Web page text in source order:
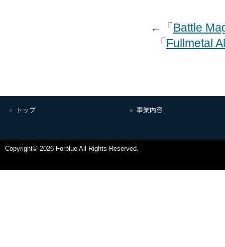
←「Battle
「Fullmetal
トップ 事業内容
Copyright© 2026 Forblue All Rights Reserved.